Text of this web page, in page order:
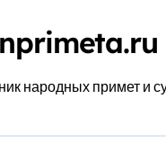
nprimeta.ru
народных примет и